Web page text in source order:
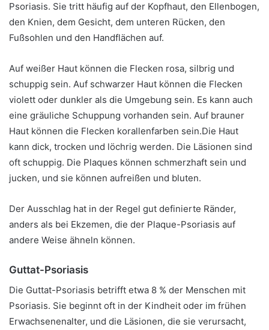
Psoriasis. Sie tritt häufig auf der Kopfhaut, den Ellenbogen,
den Knien, dem Gesicht, dem unteren Rücken, den
Fußsohlen und den Handflächen auf.
Auf weißer Haut können die Flecken rosa, silbrig und
schuppig sein. Auf schwarzer Haut können die Flecken
violett oder dunkler als die Umgebung sein. Es kann auch
eine gräuliche Schuppung vorhanden sein. Auf brauner
Haut können die Flecken korallenfarben sein.Die Haut
kann dick, trocken und löchrig werden. Die Läsionen sind
oft schuppig. Die Plaques können schmerzhaft sein und
jucken, und sie können aufreißen und bluten.
Der Ausschlag hat in der Regel gut definierte Ränder,
anders als bei Ekzemen, die der Plaque-Psoriasis auf
andere Weise ähneln können.
Guttat-Psoriasis
Die Guttat-Psoriasis betrifft etwa 8 % der Menschen mit
Psoriasis. Sie beginnt oft in der Kindheit oder im frühen
Erwachsenenalter, und die Läsionen, die sie verursacht,